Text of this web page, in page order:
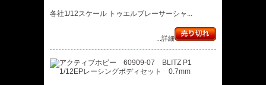
各社1/12スケール トゥエルブレーサーシャ...
...詳細